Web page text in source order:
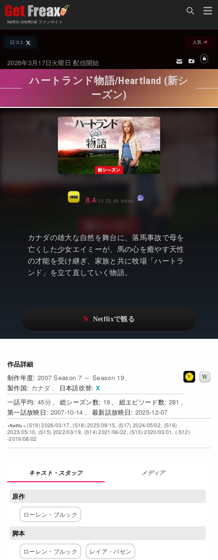
Netflix Unofficial ファンサイト
Netflix新着作品
オールジャンル
海外ドラマ・シリーズ
海外映画
国内TV番組・ドラマ
国内映画
アジアTV番組・ドラマ
アジア映画
ドキュメンタリー
Netflixオリジナル作品
その他の国のTV番組
配信終了予定の作品
海外ドラマ・ラインナップ
Netflix 人気ランキング
Netflix 全作品ラインナップ
Netflix配信作品カスタム検索
トレンド
VOD 総合作品情報
Netflix・VOD総合News
Watchlistへ
Netflix Video
Netflix 高い評価の海外作品
過去の配信終了作品
Get Freaxフォーラム
Netflixコース別料金プラン
お問い合わせ
口コミ 人気
2026年3月17日火曜日 配信開始
ハートランド物語/Heartland (新シ
ーズン)
カナダの雄大な自然を舞台に、落馬事故で母を
亡くした少女エイミーが、馬の心を癒やす天性
の才能を受け継ぎ、家族と共に牧場「ハートラ
ンド」を立て直していく物語。
作品詳細
2007 Season 7 ～ Season 19
カナダ
日本語吹替
45
19
281
2007-10-14
2025-12-07
(S19) 2026/03/17, (S18) 2025/09/15, (S17) 2024/05/02, (S16)
2023/05/10, (S15) 2022/03/19, (S14) 2021/06/22, (S13) 2020/03/01, (-S12)
-2019/08/02
8.4/10 22.6k votes
メディア
原作
ローレン・ブルック
脚本
ローレン・ブルック レイア・バセン